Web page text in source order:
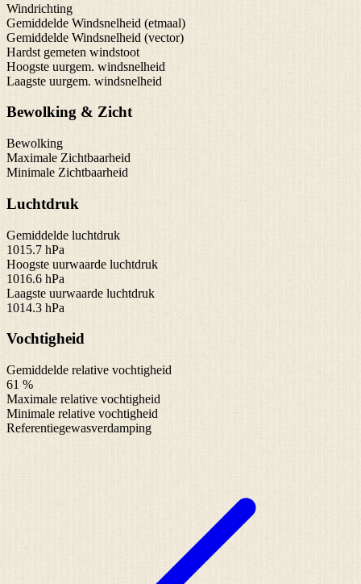
Windrichting
Gemiddelde Windsnelheid (etmaal)
Gemiddelde Windsnelheid (vector)
Hardst gemeten windstoot
Hoogste uurgem. windsnelheid
Laagste uurgem. windsnelheid
Bewolking & Zicht
Bewolking
Maximale Zichtbaarheid
Minimale Zichtbaarheid
Luchtdruk
Gemiddelde luchtdruk
1015.7 hPa
Hoogste uurwaarde luchtdruk
1016.6 hPa
Laagste uurwaarde luchtdruk
1014.3 hPa
Vochtigheid
Gemiddelde relative vochtigheid
61 %
Maximale relative vochtigheid
Minimale relative vochtigheid
Referentiegewasverdamping